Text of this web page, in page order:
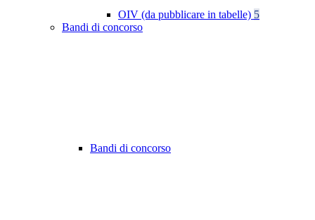
OIV (da pubblicare in tabelle) 5
Bandi di concorso
Bandi di concorso